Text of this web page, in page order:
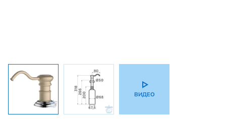
ВИДЕО